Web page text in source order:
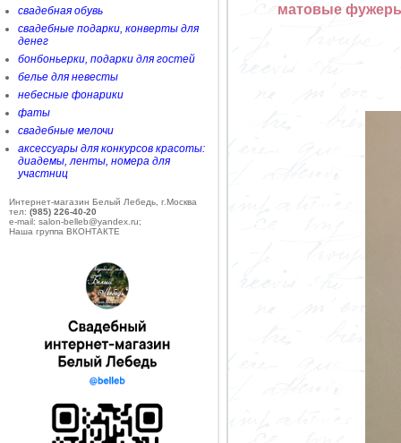
свадебная обувь
свадебные подарки, конверты для
денег
бонбоньерки, подарки для гостей
белье для невесты
небесные фонарики
фаты
свадебные мелочи
аксессуары для конкурсов красоты:
диадемы, ленты, номера для
участниц
Интернет-магазин Белый Лебедь, г.Москва
тел: (985) 226-40-20
e-mail: salon-belleb@yandex.ru;
Наша группа ВКОНТАКТЕ
матовые